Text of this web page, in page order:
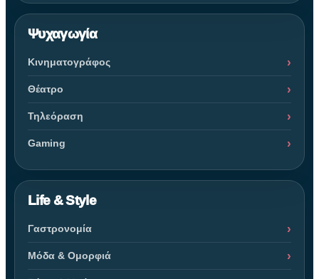
Ψυχαγωγία
Κινηματογράφος
Θέατρο
Τηλεόραση
Gaming
Life & Style
Γαστρονομία
Μόδα & Ομορφιά